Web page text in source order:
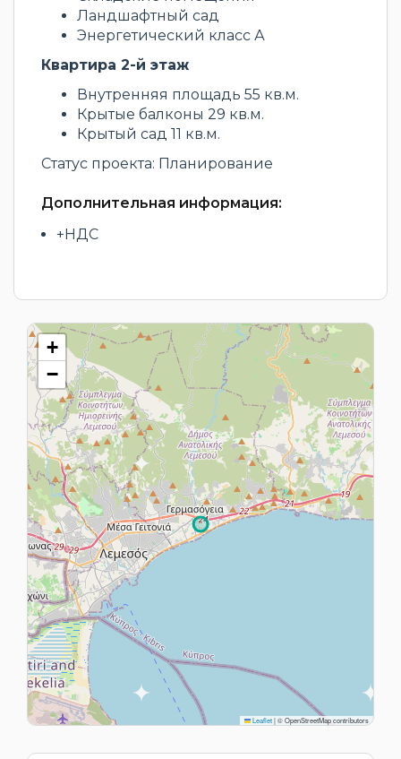
Ландшафтный сад
Энергетический класс А
Квартира 2-й этаж
Внутренняя площадь 55 кв.м.
Крытые балконы 29 кв.м.
Крытый сад 11 кв.м.
Статус проекта: Планирование
Дополнительная информация:
+НДС
+
−
Leaflet|© OpenStreetMap contributors